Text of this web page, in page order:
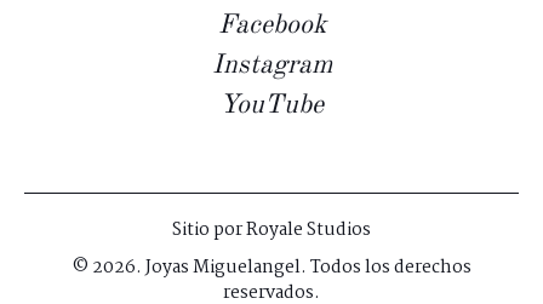
Facebook
Instagram
YouTube
Sitio porRoyale Studios
© 2026. Joyas Miguelangel. Todos los derechos
reservados.